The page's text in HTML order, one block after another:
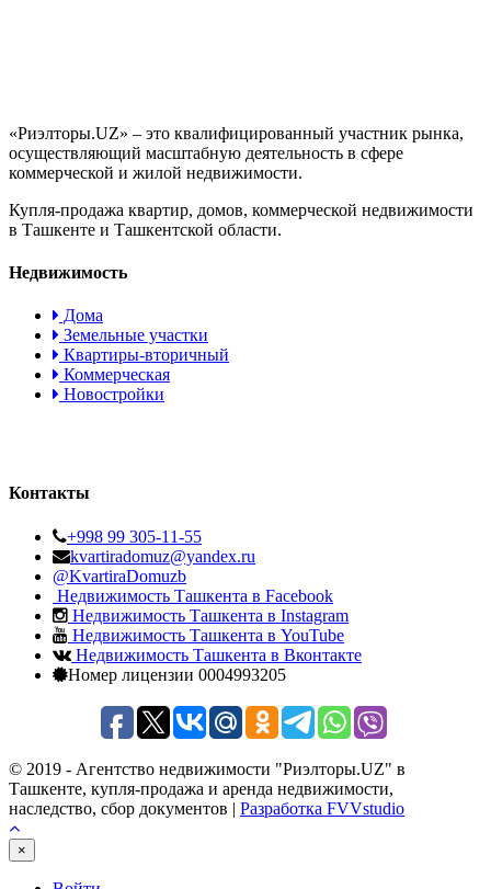
«Риэлторы.UZ» – это квалифицированный участник рынка,
осуществляющий масштабную деятельность в сфере
коммерческой и жилой недвижимости.
Купля-продажа квартир, домов, коммерческой недвижимости
в Ташкенте и Ташкентской области.
Недвижимость
Дома
Земельные участки
Квартиры-вторичный
Коммерческая
Новостройки
Контакты
+998 99 305-11-55
kvartiradomuz@yandex.ru
@KvartiraDomuzb
Недвижимость Ташкента в Facebook
Недвижимость Ташкента в Instagram
Недвижимость Ташкента в YouTube
Недвижимость Ташкента в Вконтакте
Номер лицензии 0004993205
© 2019 - Агентство недвижимости "Риэлторы.UZ" в
Ташкенте, купля-продажа и аренда недвижимости,
наследство, сбор документов | Разработка FVVstudio
×